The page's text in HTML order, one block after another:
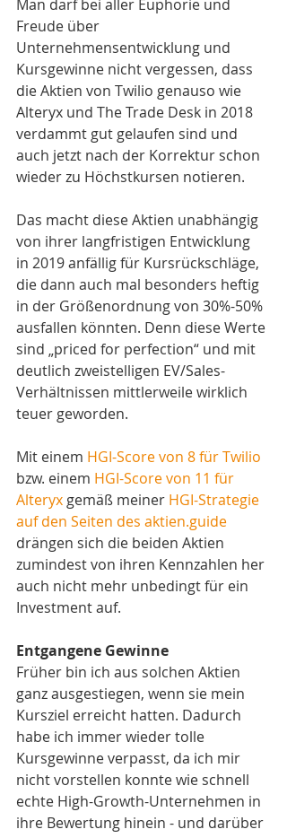
Man darf bei aller Euphorie und
Freude über
Unternehmensentwicklung und
Kursgewinne nicht vergessen, dass
die Aktien von Twilio genauso wie
Alteryx und The Trade Desk in 2018
verdammt gut gelaufen sind und
auch jetzt nach der Korrektur schon
wieder zu Höchstkursen notieren.
Das macht diese Aktien unabhängig
von ihrer langfristigen Entwicklung
in 2019 anfällig für Kursrückschläge,
die dann auch mal besonders heftig
in der Größenordnung von 30%-50%
ausfallen könnten. Denn diese Werte
sind „priced for perfection“ und mit
deutlich zweistelligen EV/Sales-
Verhältnissen mittlerweile wirklich
teuer geworden.
Mit einem HGI-Score von 8 für Twilio
bzw. einem HGI-Score von 11 für
Alteryx gemäß meiner HGI-Strategie
auf den Seiten des aktien.guide
drängen sich die beiden Aktien
zumindest von ihren Kennzahlen her
auch nicht mehr unbedingt für ein
Investment auf.
Entgangene Gewinne
Früher bin ich aus solchen Aktien
ganz ausgestiegen, wenn sie mein
Kursziel erreicht hatten. Dadurch
habe ich immer wieder tolle
Kursgewinne verpasst, da ich mir
nicht vorstellen konnte wie schnell
echte High-Growth-Unternehmen in
ihre Bewertung hinein - und darüber